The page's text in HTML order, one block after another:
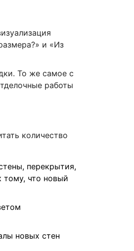
и «Из
То же самое с
работы
количество
перекрытия,
тому, что новый
новых стен